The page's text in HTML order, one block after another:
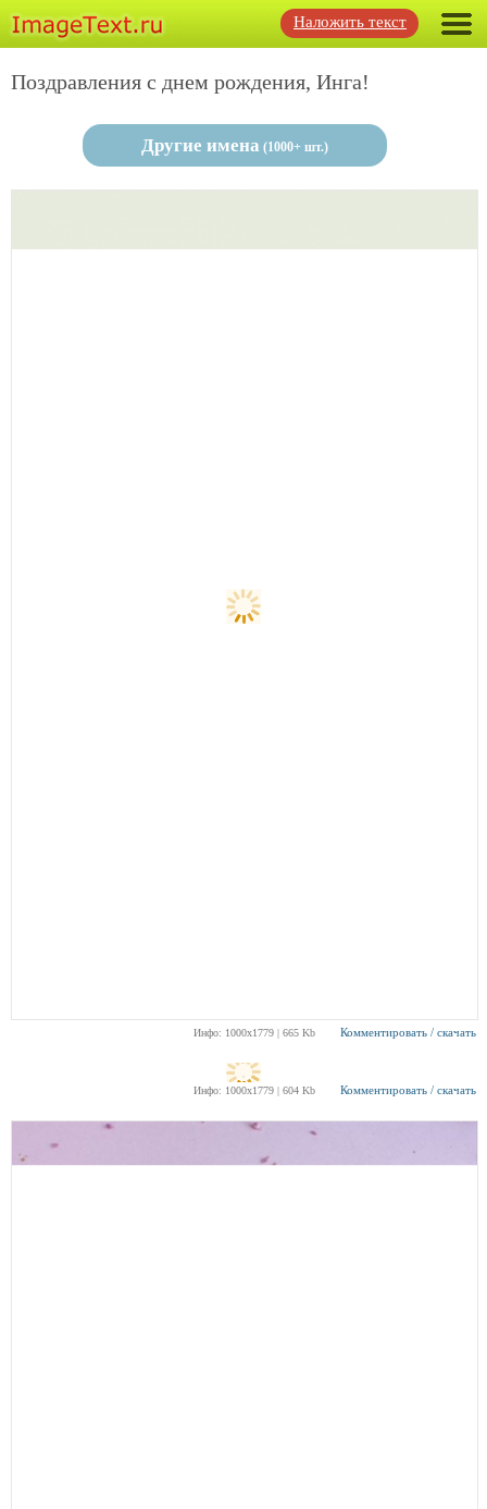
Наложить текст
Поздравления с днем рождения, Инга!
Другие имена (1000+ шт.)
Инфо: 1000х1779 | 665 Kb Комментировать / скачать
Инфо: 1000х1779 | 604 Kb Комментировать / скачать